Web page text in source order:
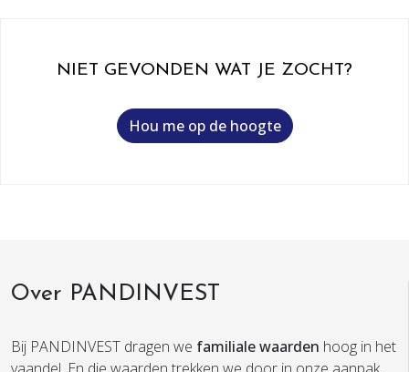
NIET GEVONDEN WAT JE ZOCHT?
Hou me op de hoogte
Over PANDINVEST
Bij PANDINVEST dragen we familiale waarden hoog in het